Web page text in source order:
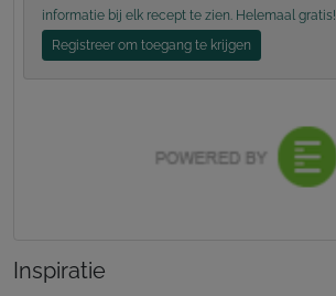
informatie bij elk recept te zien. Helemaal gratis!
Registreer om toegang te krijgen
Inspiratie